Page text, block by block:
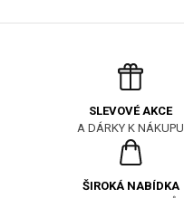
SLEVOVÉ AKCE
A DÁRKY K NÁKUPU
ŠIROKÁ NABÍDKA